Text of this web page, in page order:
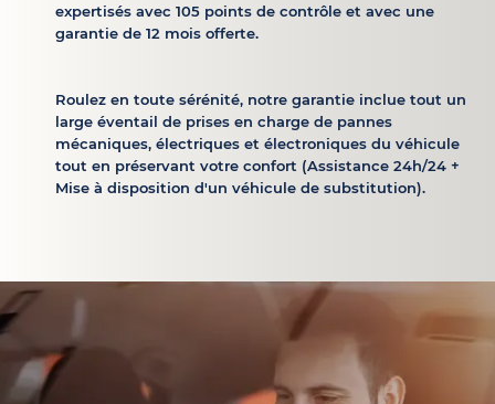
expertisés avec 105 points de contrôle et avec une
garantie de 12 mois offerte.
Roulez en toute sérénité, notre garantie inclue tout un
large éventail de prises en charge de pannes
mécaniques, électriques et électroniques du véhicule
tout en préservant votre confort (Assistance 24h/24 +
Mise à disposition d'un véhicule de substitution).